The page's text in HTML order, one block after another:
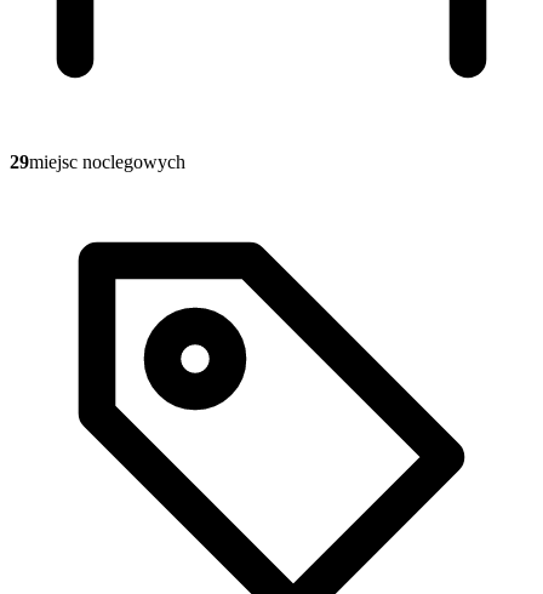
29miejsc noclegowych